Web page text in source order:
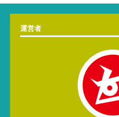
運営者